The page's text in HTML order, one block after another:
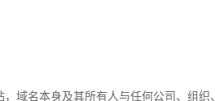
域名本身及其所有人与任何公司、组织